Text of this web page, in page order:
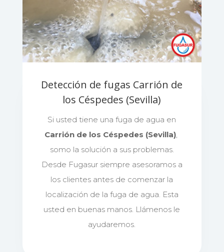
Detección de fugas Carrión de
los Céspedes (Sevilla)
Si usted tiene una fuga de agua en
Carrión de los Céspedes (Sevilla),
somo la solución a sus problemas.
Desde Fugasur siempre asesoramos a
los clientes antes de comenzar la
localización de la fuga de agua. Esta
usted en buenas manos. Llámenos le
ayudaremos.